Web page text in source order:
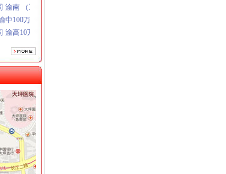
100万 （工商注册）
高10万 （工商注册）
九50万 （进出口权）
渝中10万 （工商注册）
渝南100万 （进出口权）
地分公司 渝中 （工商注册）
注册公司流程推动重点工作全面开展
同帮扶制度支持涉农企业发展